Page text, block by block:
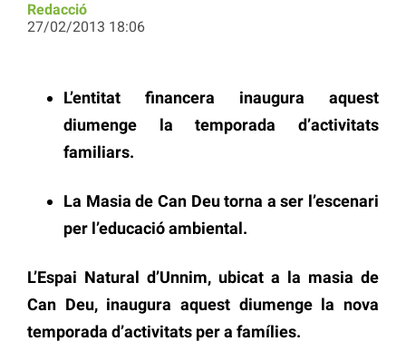
Redacció
27/02/2013 18:06
L’entitat financera inaugura aquest
diumenge la temporada d’activitats
familiars.
La Masia de Can Deu torna a ser l’escenari
per l’educació ambiental.
L’Espai Natural d’Unnim, ubicat a la masia de
Can Deu, inaugura aquest diumenge la nova
temporada d’activitats per a famílies.